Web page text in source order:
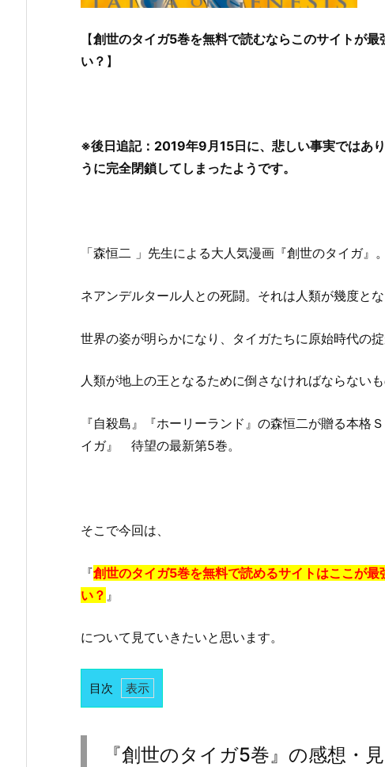
【創世のタイガ5巻を無料で読むならこのサイトが
い？ 】
※後日追記：2019年9月15日に、悲しい事実ではあ
うに完全閉鎖してしまったようです。
「森恒二 」先生による大人気漫画『創世のタイガ』。
ネアンデルタール人との死闘。それは人類が幾度と
世界の姿が明らかになり、タイガたちに原始時代の掟
人類が地上の王となるために倒さなければならない
『自殺島』『ホーリーランド』の森恒二が贈る本格
イガ』 待望の最新第5巻。
そこで今回は、
『創世のタイガ5巻を無料で読めるサイトはここが
い？ 』
について見ていきたいと思います。
目次
1.
『創世のタイガ5巻』の感想・